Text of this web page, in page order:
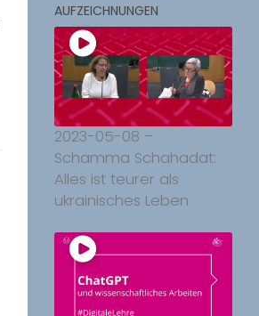
AUFZEICHNUNGEN
2023-05-08 –
Schamma Schahadat:
Alles ist teurer als
ukrainisches Leben